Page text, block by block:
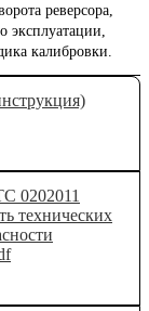
реверсора,
эксплуатации,
калибровки.
0202011
технических